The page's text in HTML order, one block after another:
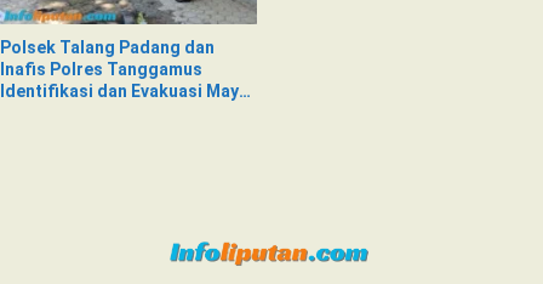
Polsek Talang Padang dan
Inafis Polres Tanggamus
Identifikasi dan Evakuasi Mayat